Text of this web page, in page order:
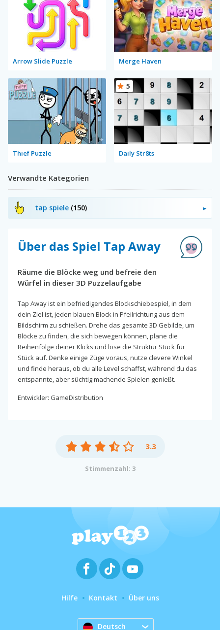
Arrow Slide Puzzle Merge Haven
Thief Puzzle Daily Str8ts
5
Verwandte Kategorien
tap spiele (150)
Über das Spiel Tap Away
Räume die Blöcke weg und befreie den
Würfel in dieser 3D Puzzelaufgabe
Tap Away ist ein befriedigendes Blockschiebespiel, in dem
dein Ziel ist, jeden blauen Block in Pfeilrichtung aus dem
Bildschirm zu schießen. Drehe das gesamte 3D Gebilde, um
Blöcke zu finden, die sich bewegen können, plane die
Reihenfolge deiner Klicks und löse die Struktur Stück für
Stück auf. Denke einige Züge voraus, nutze clevere Winkel
und finde heraus, ob du alle Level schaffst, während du das
entspannte, aber süchtig machende Spielen genießt.
Entwickler: GameDistribution
3.3
Stimmenzahl: 3
Hilfe Kontakt Über uns
Deutsch